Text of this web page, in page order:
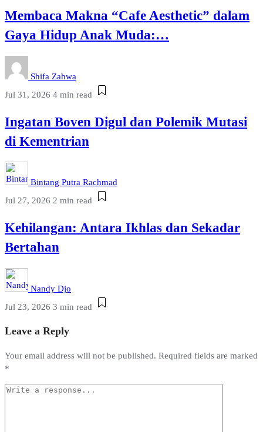
Membaca Makna “Cafe Aesthetic” dalam
Gaya Hidup Anak Muda:…
Shifa Zahwa
Jul 31, 2026 4 min read
Ingatan Boven Digul dan Polemik Mutasi
di Kementrian
Bintang Putra Rachmad
Jul 27, 2026 2 min read
Kehilangan: Antara Ikhlas dan Sekadar
Bertahan
Nandy Djo
Jul 23, 2026 3 min read
Leave a Reply
Your email address will not be published. Required fields are marked
*